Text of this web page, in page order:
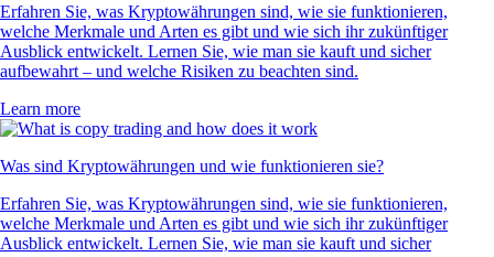
Erfahren Sie, was Kryptowährungen sind, wie sie funktionieren,
welche Merkmale und Arten es gibt und wie sich ihr zukünftiger
Ausblick entwickelt. Lernen Sie, wie man sie kauft und sicher
aufbewahrt – und welche Risiken zu beachten sind.
Learn more
Was sind Kryptowährungen und wie funktionieren sie?
Erfahren Sie, was Kryptowährungen sind, wie sie funktionieren,
welche Merkmale und Arten es gibt und wie sich ihr zukünftiger
Ausblick entwickelt. Lernen Sie, wie man sie kauft und sicher